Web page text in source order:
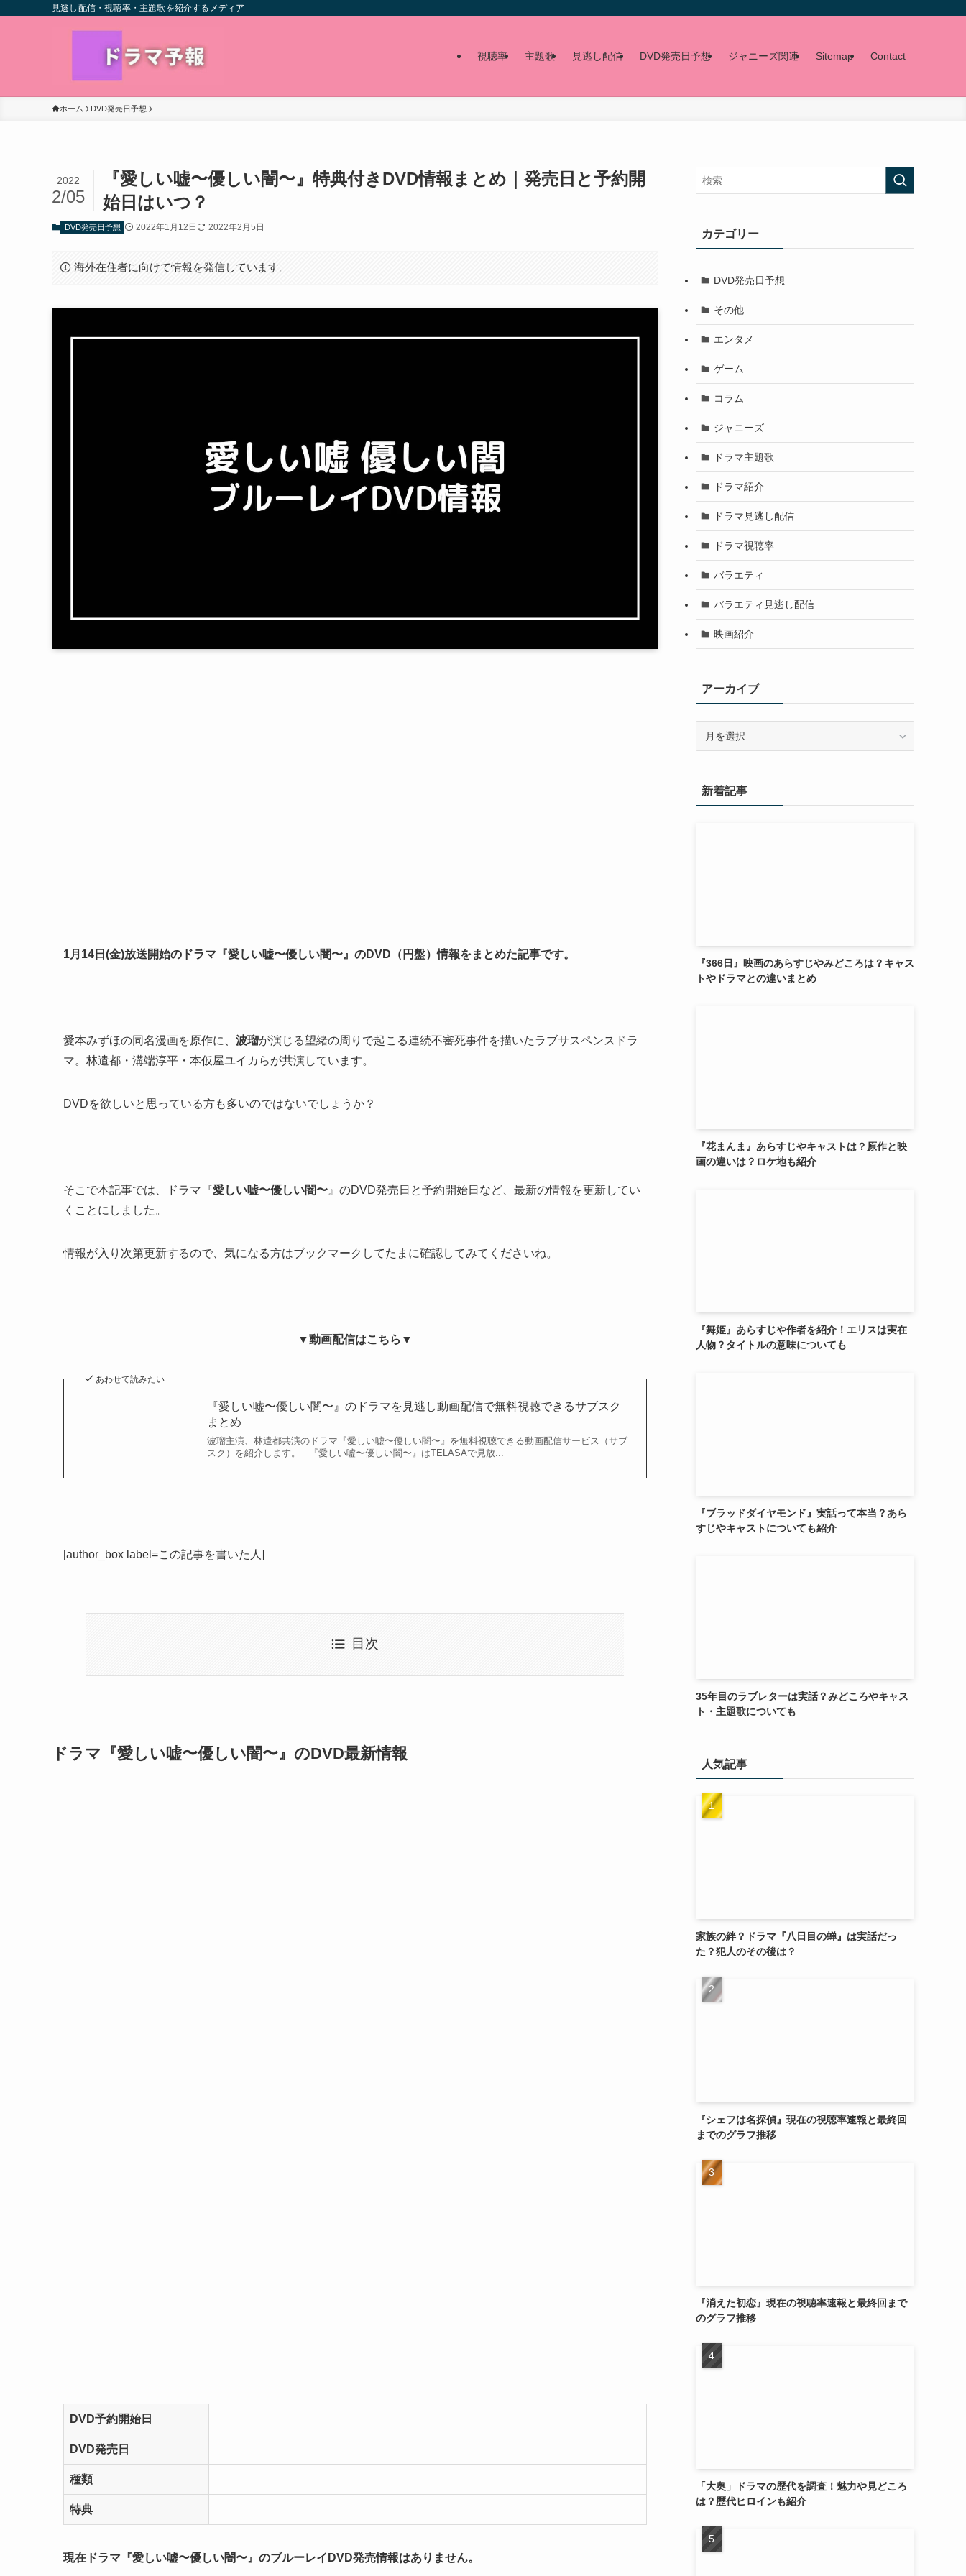
見逃し配信・視聴率・主題歌を紹介するメディア
視聴率 主題歌 見逃し配信 DVD発売日予想 ジャニーズ関連 Sitemap Contact
ホーム DVD発売日予想
『愛しい嘘〜優しい闇〜』特典付きDVD情報まとめ｜発売日と予約開
始日はいつ？
2022
2/05
DVD発売日予想 2022年1月12日 2022年2月5日
海外在住者に向けて情報を発信しています。
1月14日(金)放送開始のドラマ 『愛しい嘘〜優しい闇〜』のDVD（円盤）情報をまとめた記事です。
愛本みずほの同名漫画を原作に、 波瑠が演じる望緒の周りで起こる連続不審死事件を描いたラブサスペンスドラ
マ。林遣都・溝端淳平・本仮屋ユイカらが共演しています。
DVDを欲しいと思っている方も多いのではないでしょうか？
そこで本記事では、ドラマ『愛しい嘘〜優しい闇〜 』のDVD発売日と予約開始日など、最新の情報を更新してい
くことにしました。
情報が入り次第更新するので、気になる方はブックマークしてたまに確認してみてくださいね。
▼動画配信はこちら▼
あわせて読みたい
『愛しい嘘〜優しい闇〜』のドラマを見逃し動画配信で無料視聴できるサブスク
まとめ
波瑠主演、林遣都共演のドラマ『愛しい嘘〜優しい闇〜』を無料視聴できる動画配信サービス（サブ
スク）を紹介します。 『愛しい嘘〜優しい闇〜』はTELASAで見放...
[author_box label=この記事を書いた人]
目次
ドラマ『愛しい嘘〜優しい闇〜』のDVD最新情報
DVD予約開始日
DVD発売日
種類
特典
現在ドラマ『愛しい嘘〜優しい闇〜』のブルーレイDVD発売情報はありません。
カテゴリー
DVD発売日予想
その他
エンタメ
ゲーム
コラム
ジャニーズ
ドラマ主題歌
ドラマ紹介
ドラマ見逃し配信
ドラマ視聴率
バラエティ
バラエティ見逃し配信
映画紹介
アーカイブ
ブ新着記事
『366日』映画のあらすじやみどころは？キャス
トやドラマとの違いまとめ
『花まんま』あらすじやキャストは？原作と映
画の違いは？ロケ地も紹介
『舞姫』あらすじや作者を紹介！エリスは実在
人物？タイトルの意味についても
『ブラッドダイヤモンド』実話って本当？あら
すじやキャストについても紹介
35年目のラブレターは実話？みどころやキャス
ト・主題歌についても
人気記事
家族の絆？ドラマ『八日目の蝉』は実話だっ
た？犯人のその後は？
『シェフは名探偵』現在の視聴率速報と最終回
までのグラフ推移
『消えた初恋』現在の視聴率速報と最終回まで
のグラフ推移
「大奥」ドラマの歴代を調査！魅力や見どころ
は？歴代ヒロインも紹介